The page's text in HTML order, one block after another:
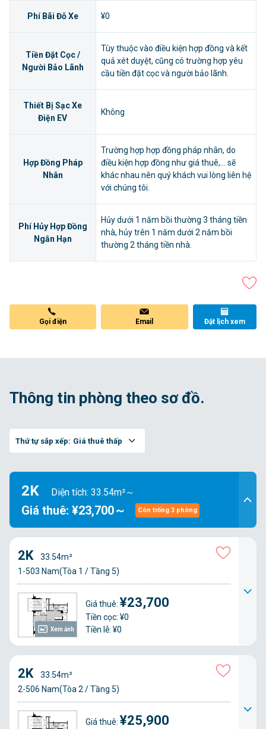
Phí Bãi Đỗ Xe ¥0
Tiền Đặt Cọc /
Người Bảo Lãnh
Tùy thuộc vào điều kiện hợp đồng và kết
quả xét duyệt, cũng có trường hợp yêu
cầu tiền đặt cọc và người bảo lãnh.
Thiết Bị Sạc Xe
Điện EV
Không
Hợp Đồng Pháp
Nhân
Trường hợp hợp đồng pháp nhân, do
điều kiện hợp đồng như giá thuê,... sẽ
khác nhau nên quý khách vui lòng liên hệ
với chúng tôi.
Phí Hủy Hợp Đồng
Ngắn Hạn
Hủy dưới 1 năm bồi thường 3 tháng tiền
nhà, hủy trên 1 năm dưới 2 năm bồi
thường 2 tháng tiền nhà.
Gọi điện Email Đặt lịch xem
Thông tin phòng theo sơ đồ.
Thứ tự sắp xếp: Giá thuê thấp
2K Diện tích: 33.54m²～
Giá thuê: ¥23,700～ Còn trống 3 phòng
Xem ảnh
2K
33.54m²
1-503 Nam(Tòa 1 / Tầng 5)
Giá thuê: ¥23,700
Tiền cọc: ¥0
Tiền lễ: ¥0
2K
33.54m²
2-506 Nam(Tòa 2 / Tầng 5)
Giá thuê: ¥25,900